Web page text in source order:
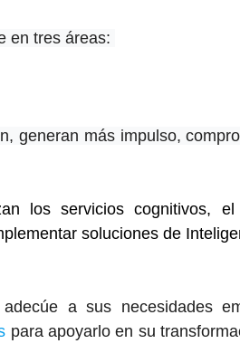
en tres áreas:
generan más impulso,
los servicios cognitivos, el
soluciones de
a sus necesidades
para apoyarlo en su